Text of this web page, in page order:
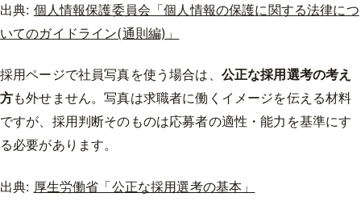
出典: 個人情報保護委員会「個人情報の保護に関する法律につ
いてのガイドライン(通則編)」
採用ページで社員写真を使う場合は、 公正な採用選考の考え
方も外せません。写真は求職者に働くイメージを伝える材料
ですが、採用判断そのものは応募者の適性・能力を基準にす
る必要があります。
出典: 厚生労働省「公正な採用選考の基本」